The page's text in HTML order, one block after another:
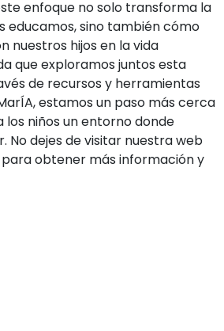
enfoque no solo transforma la
educamos, sino también cómo
nuestros hijos en la vida
que exploramos juntos esta
de recursos y herramientas
estamos un paso más cerca
niños un entorno donde
No dejes de visitar nuestra web
para obtener más información y